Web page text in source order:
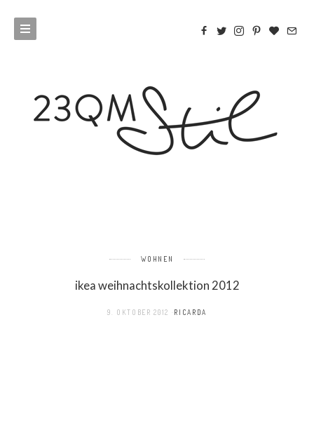
WOHNEN
ikea weihnachtskollektion 2012
9. OKTOBER 2012 RICARDA